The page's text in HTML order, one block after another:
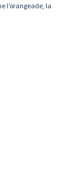
l’orangeade, la